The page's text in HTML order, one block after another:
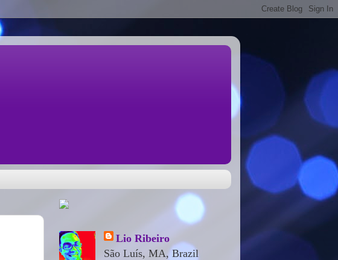
Lio Ribeiro
São Luís, MA, Brazil